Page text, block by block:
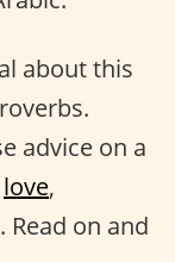
about this
advice on a
love,
. Read on and